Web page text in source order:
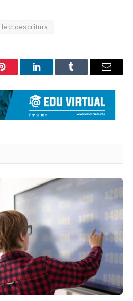
lectoescritura
Pinterest LinkedInTumblr Email